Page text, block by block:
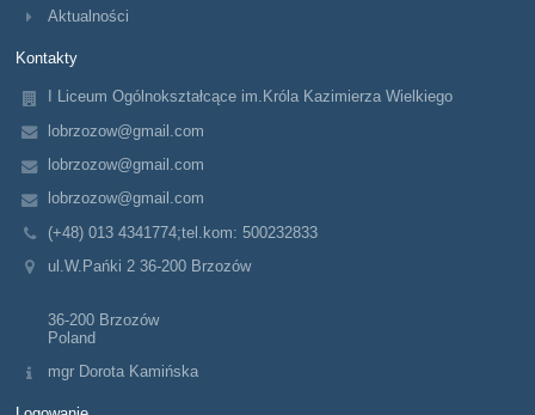
Aktualności
Kontakty
I Liceum Ogólnokształcące im.Króla Kazimierza Wielkiego
lobrzozow@gmail.com
lobrzozow@gmail.com
lobrzozow@gmail.com
(+48) 013 4341774;tel.kom: 500232833
ul.W.Pańki 2 36-200 Brzozów
36-200 Brzozów
Poland
mgr Dorota Kamińska